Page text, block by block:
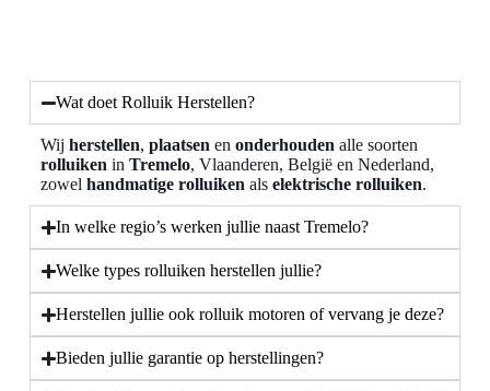
Wat doet Rolluik Herstellen?
Wij herstellen, plaatsen en onderhouden alle soorten
rolluiken in Tremelo, Vlaanderen, België en Nederland,
zowel handmatige rolluiken als elektrische rolluiken.
In welke regio’s werken jullie naast Tremelo?
Welke types rolluiken herstellen jullie?
Herstellen jullie ook rolluik motoren of vervang je deze?
Bieden jullie garantie op herstellingen?